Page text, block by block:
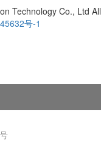
Technology Co., Ltd All
号-1